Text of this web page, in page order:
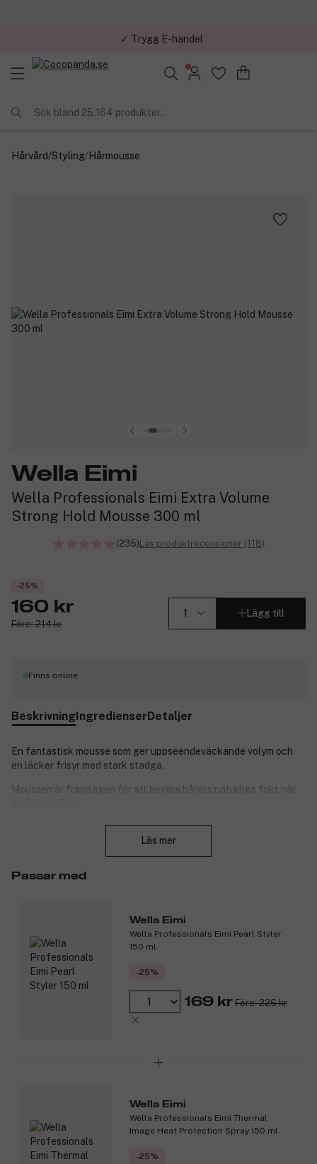
✓ Trygg E-handel
Sök bland 25.164 produkter..
Hårvård/Styling/Hårmousse
Wella Eimi
Wella Professionals Eimi Extra Volume
Strong Hold Mousse 300 ml
(235) Läs produktrecensioner (118)
-25%
160 kr
Före: 214 kr
Lägg till
Finns online
BeskrivningIngredienserDetaljer
En fantastisk mousse som ger uppseendeväckande volym och
en läcker frisyr med stark stadga.
Moussen är framtagen för att bevara hårets naturliga fukt när
Användning: Skaka väl före användning. Applicera en lämplig
mängd i fuktigt hår från rot till topp. Föna håret torrt för optimal
Produktnummer:
Läs mer
Passar med
Wella Eimi
Wella Professionals Eimi Pearl Styler
150 ml
-25%
169 kr Före: 226 kr
Wella Eimi
Wella Professionals Eimi Thermal
Image Heat Protection Spray 150 ml
-25%